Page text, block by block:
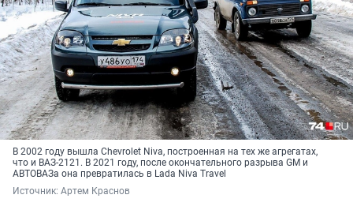
В 2002 году вышла Chevrolet Niva, построенная на тех же агрегатах,
что и ВАЗ-2121. В 2021 году, после окончательного разрыва GM и
АВТОВАЗа она превратилась в Lada Niva Travel
Источник: Артем Краснов